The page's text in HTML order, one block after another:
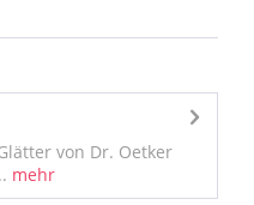
von Dr. Oetker
mehr